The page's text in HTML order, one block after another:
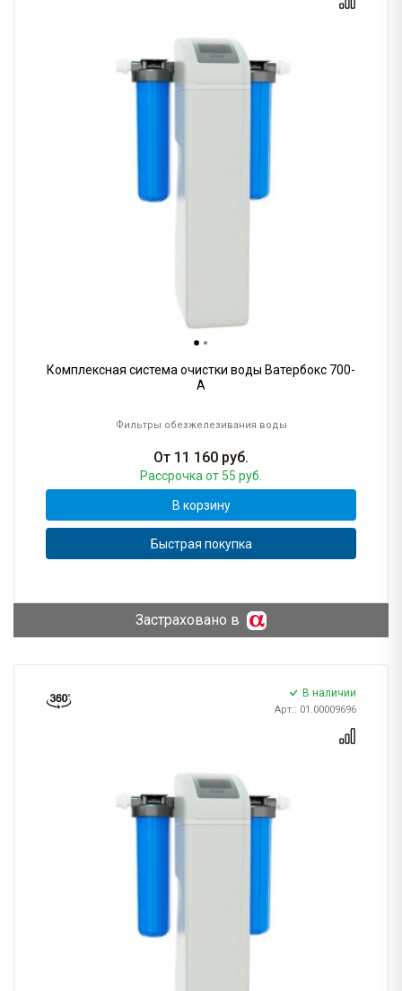
Комплексная система очистки воды Ватербокс 700-
А
Фильтры обезжелезивания воды
От 11 160 руб.
Рассрочка от 55 руб.
В корзину
Быстрая покупка
Застраховано в
В наличии
Арт.: 01.00009696